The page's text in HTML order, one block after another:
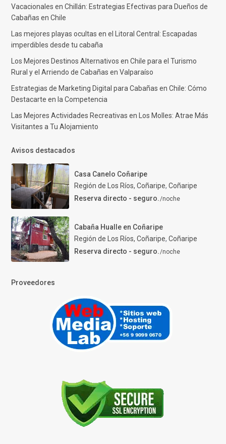
Vacacionales en Chillán: Estrategias Efectivas para Dueños de
Cabañas en Chile
Las mejores playas ocultas en el Litoral Central: Escapadas
imperdibles desde tu cabaña
Los Mejores Destinos Alternativos en Chile para el Turismo
Rural y el Arriendo de Cabañas en Valparaíso
Estrategias de Marketing Digital para Cabañas en Chile: Cómo
Destacarte en la Competencia
Las Mejores Actividades Recreativas en Los Molles: Atrae Más
Visitantes a Tu Alojamiento
Avisos destacados
Casa Canelo Coñaripe
Región de Los Ríos, Coñaripe, Coñaripe
Reserva directo - seguro./noche
Cabaña Hualle en Coñaripe
Región de Los Ríos, Coñaripe, Coñaripe
Reserva directo - seguro./noche
Proveedores